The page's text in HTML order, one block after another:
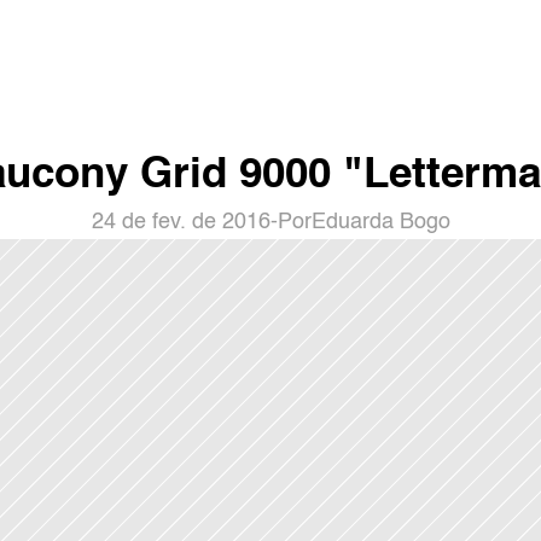
Grid 9000
24 de fev. de 2016- PorEduarda Bogo